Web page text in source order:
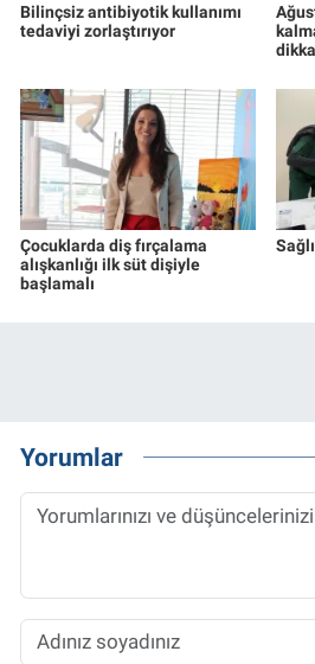
Bilinçsiz antibiyotik kullanımı
tedaviyi zorlaştırıyor
Çocuklarda diş fırçalama
alışkanlığı ilk süt dişiyle
başlamalı
Yorumlar